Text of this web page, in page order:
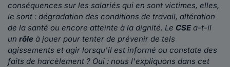
conséquences sur les salariés qui en sont victimes, elles,
le sont : dégradation des conditions de travail, altération
de la santé ou encore atteinte à la dignité. Le CSEa-t-il
un rôle à jouer pour tenter de prévenir de tels
agissements et agir lorsqu'il est informé ou constate des
faits de harcèlement ? Oui : nous l'expliquons dans cet